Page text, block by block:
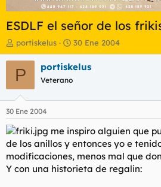
ESDLF el señor de los
I
n
i
c
a
d
o
r
e
l
t
portiskelus
F
e
c
i
n
c
i
o
30 Ene 2004
P portiskelus
Veterano
30 Ene 2004
me inspiro alguien que
de los anillos y entonces yo e
modificaciones, menos mal que
Y con una historieta de regalin: